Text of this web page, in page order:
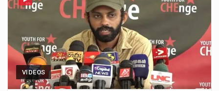
මහර බන්ධනාගාරයේ අද ඇතිවූ සිද්ධියෙන් තුවාල ලැබූ බව කියන රැඳවියන් ගණන ඉහළ ගොස් තිබේ. ඒ…
ලාල් කාන්ත ඇමතිවරයා අධිකරණ විනිශ්චයකාරවරුන්ගේ විශ්‍රාම යෑමේ වයස සම්බන්ධයෙන් නිහඬව සිටින ලෙස තමාට දැනුම් දුන්…
VIDEOS